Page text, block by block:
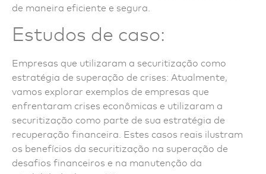
de maneira eficiente e segura.
Estudos de caso:
Empresas que utilizaram a securitização como
estratégia de superação de crises: Atualmente,
vamos explorar exemplos de empresas que
enfrentaram crises econômicas e utilizaram a
securitização como parte de sua estratégia de
recuperação financeira. Estes casos reais ilustram
os benefícios da securitização na superação de
desafios financeiros e na manutenção da